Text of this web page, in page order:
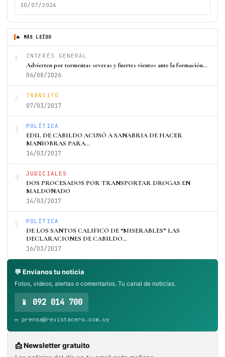
30/07/2026
🔥 MÁS LEÍDO
1 INTERÉS GENERAL
Advierten por tormentas severas y fuertes vientos ante la formación…
06/08/2026
2 TRÁNSITO
07/03/2017
3 POLÍTICA
EDIL DE CABILDO ACUSÓ A SANABRIA DE HACER
MANIOBRAS PARA…
14/03/2017
4 JUDICIALES
DOS PROCESADOS POR TRANSPORTAR DROGAS EN
MALDONADO
14/03/2017
5 POLÍTICA
DE LOS SANTOS CALIFICÓ DE “MISERABLES” LAS
DECLARACIONES DE CABILDO…
16/03/2017
💬 Envianos tu noticia
Fotos, videos, alertas o comentarios. Tu canal de noticias.
📱 092 014 700
✉️ prensa@revistacero.com.uy
📩 Newsletter gratuito